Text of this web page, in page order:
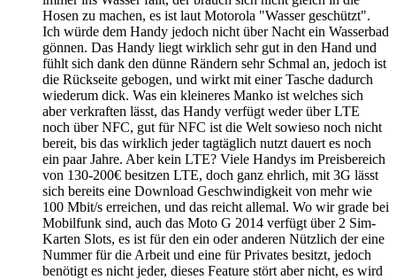
Hosen zu machen, es ist laut Motorola "Wasser geschützt".
Ich würde dem Handy jedoch nicht über Nacht ein Wasserbad
gönnen. Das Handy liegt wirklich sehr gut in den Hand und
fühlt sich dank den dünne Rändern sehr Schmal an, jedoch ist
die Rückseite gebogen, und wirkt mit einer Tasche dadurch
wiederum dick. Was ein kleineres Manko ist welches sich
aber verkraften lässt, das Handy verfügt weder über LTE
noch über NFC, gut für NFC ist die Welt sowieso noch nicht
bereit, bis das wirklich jeder tagtäglich nutzt dauert es noch
ein paar Jahre. Aber kein LTE? Viele Handys im Preisbereich
von 130-200€ besitzen LTE, doch ganz ehrlich, mit 3G lässt
sich bereits eine Download Geschwindigkeit von mehr wie
100 Mbit/s erreichen, und das reicht allemal. Wo wir grade bei
Mobilfunk sind, auch das Moto G 2014 verfügt über 2 Sim-
Karten Slots, es ist für den ein oder anderen Nützlich der eine
Nummer für die Arbeit und eine für Privates besitzt, jedoch
benötigt es nicht jeder, dieses Feature stört aber nicht, es wird